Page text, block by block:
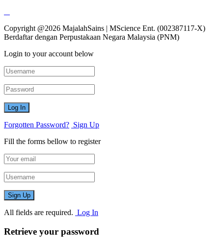
Copyright @2026 MajalahSains | MScience Ent. (002387117-X)
Berdaftar dengan Perpustakaan Negara Malaysia (PNM)
Login to your account below
Forgotten Password? Sign Up
Fill the forms bellow to register
All fields are required. Log In
Retrieve your password